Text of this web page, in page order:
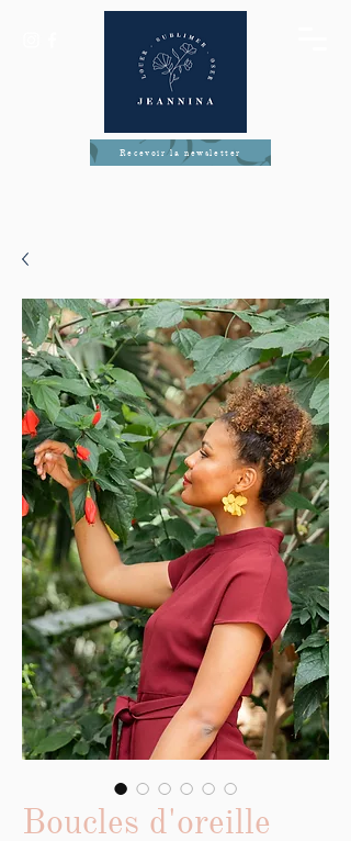
Recevoir la newsletter
Boucles d'oreille